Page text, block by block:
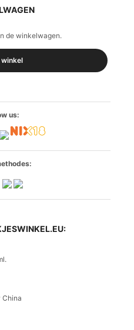
de winkelwagen.
winkel
us:
China